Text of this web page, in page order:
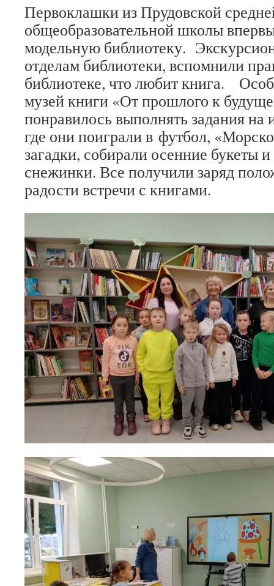
Первоклашки из Прудовской
общеобразовательной школы
модельную библиотеку.
отделам библиотеки, вспомнили
библиотеке, что любит книга.
музей книги «От прошлого к
понравилось выполнять задания на
где они поиграли в футбол,
загадки, собирали осенние букеты
снежинки. Все получили заряд
радости встречи с книгами.